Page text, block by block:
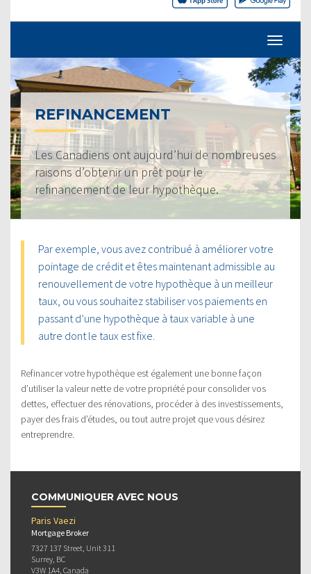
REFINANCEMENT
Les Canadiens ont aujourd’hui de nombreuses
raisons d’obtenir un prêt pour le
refinancement de leur hypothèque.
Par exemple, vous avez contribué à améliorer votre
pointage de crédit et êtes maintenant admissible au
renouvellement de votre hypothèque à un meilleur
taux, ou vous souhaitez stabiliser vos paiements en
passant d’une hypothèque à taux variable à une
autre dont le taux est fixe.
Refinancer votre hypothèque est également une bonne façon
d’utiliser la valeur nette de votre propriété pour consolider vos
dettes, effectuer des rénovations, procéder à des investissements,
payer des frais d’études, ou tout autre projet que vous désirez
entreprendre.
COMMUNIQUER AVEC NOUS
Paris Vaezi
Mortgage Broker
7327 137 Street, Unit 311
Surrey, BC
V3W 1A4, Canada